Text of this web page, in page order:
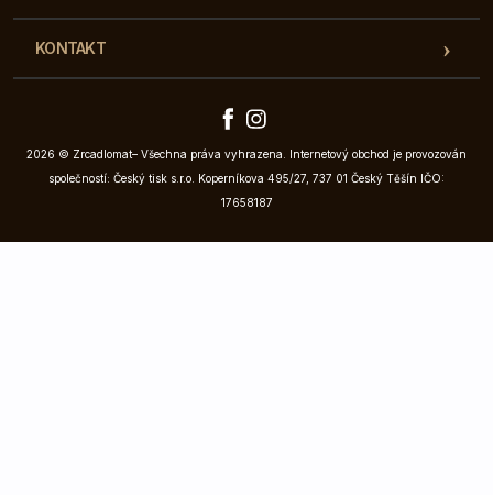
KONTAKT
2026 © Zrcadlomat– Všechna práva vyhrazena. Internetový obchod je provozován
společností: Český tisk s.r.o. Koperníkova 495/27, 737 01 Český Těšín IČO:
17658187